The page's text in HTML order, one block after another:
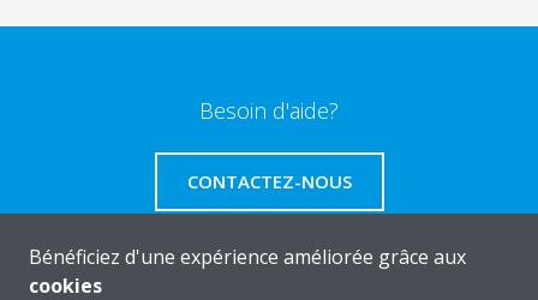
Besoin d'aide?
CONTACTEZ-NOUS
Bénéficiez d'une expérience améliorée grâce aux
cookies